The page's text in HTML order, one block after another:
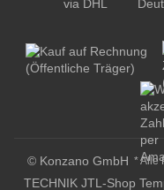
© Konzano GmbH * Alle
TECHNIK JTL-Shop